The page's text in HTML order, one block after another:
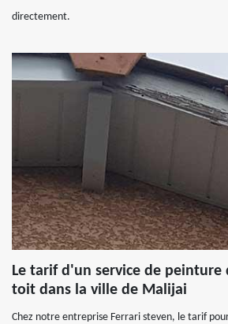
directement.
Le tarif d'un service de peinture
toit dans la ville de Malijai
Chez notre entreprise Ferrari steven, le tarif